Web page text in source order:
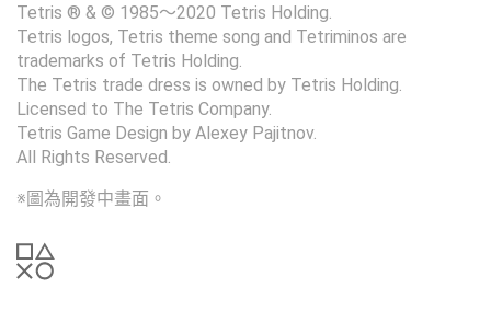
Tetris ® & © 1985～2020 Tetris Holding.
Tetris logos, Tetris theme song and Tetriminos are
trademarks of Tetris Holding.
The Tetris trade dress is owned by Tetris Holding.
Licensed to The Tetris Company.
Tetris Game Design by Alexey Pajitnov.
All Rights Reserved.
※圖為開發中畫面。